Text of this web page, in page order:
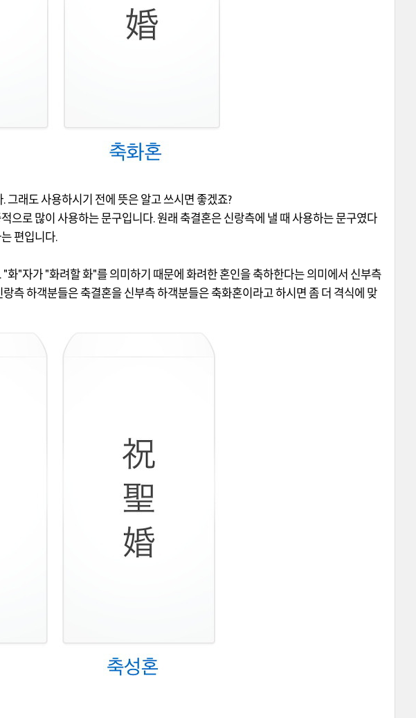
그래도 사용하시기 전에 뜻은 알고 쓰시면 좋겠죠?
으로 많이 사용하는 문구입니다. 원래 축결혼은 신랑측에 낼 때 사용하는 문구였다
편입니다.
화"자가 "화려할 화"를 의미하기 때문에 화려한 혼인을 축하한다는 의미에서 신부측
측 하객분들은 축결혼을 신부측 하객분들은 축화혼이라고 하시면 좀 더 격식에 맞